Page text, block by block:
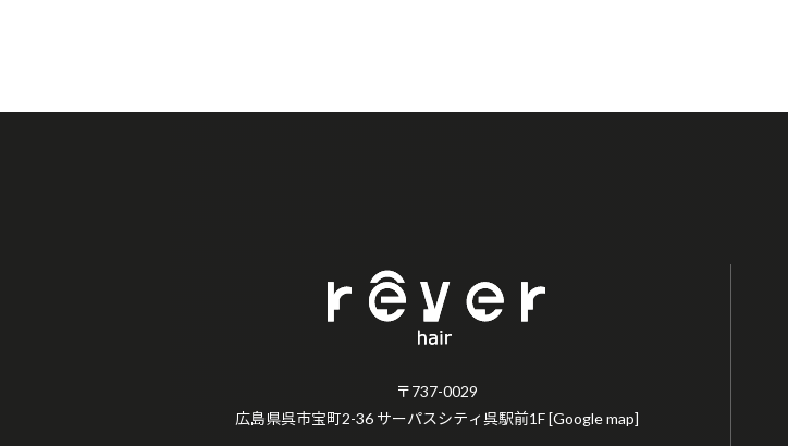
〒737-0029
広島県呉市宝町2-36 サーパスシティ呉駅前1F[Google map]